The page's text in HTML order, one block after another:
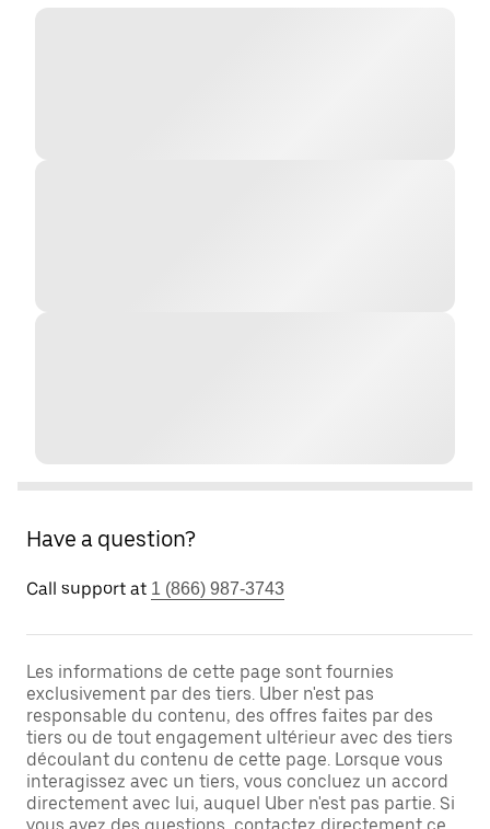
Have a question?
Call support at 1 (866) 987-3743
Les informations de cette page sont fournies
exclusivement par des tiers. Uber n'est pas
responsable du contenu, des offres faites par des
tiers ou de tout engagement ultérieur avec des tiers
découlant du contenu de cette page. Lorsque vous
interagissez avec un tiers, vous concluez un accord
directement avec lui, auquel Uber n'est pas partie. Si